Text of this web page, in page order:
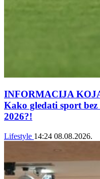
INFORMACIJA
Kako gledati sport
2026?!
Lifestyle 14:24 08.08.2026.